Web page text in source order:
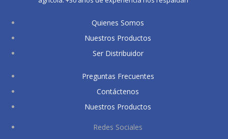
Quienes Somos
Nuestros Productos
Ser Distribuidor
Preguntas Frecuentes
Contáctenos
Nuestros Productos
Redes Sociales